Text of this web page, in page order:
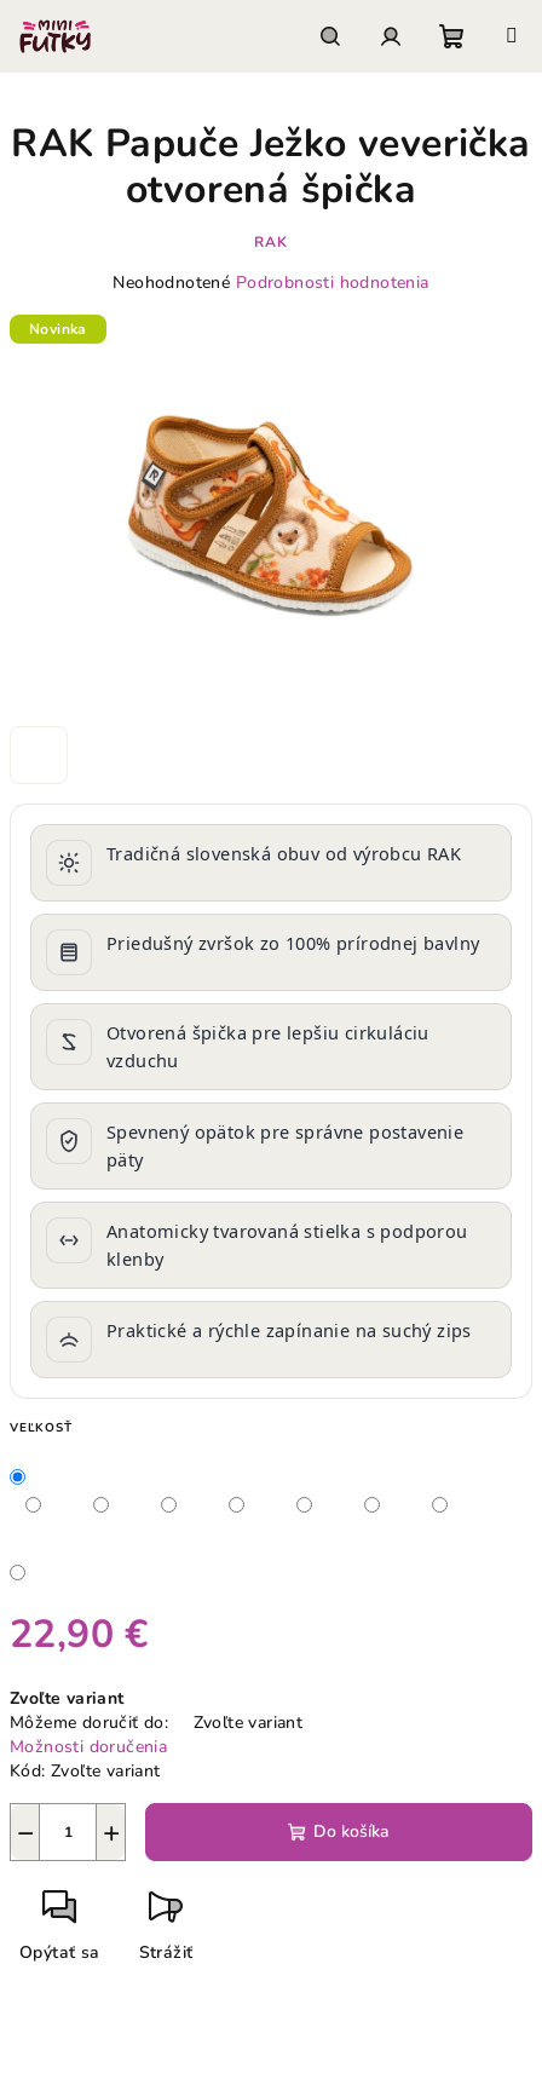
obsah
košík
Tradičná slovenská obuv od výrobcu RAK
Priedušný zvršok zo 100% prírodnej bavlny
Otvorená špička pre lepšiu cirkuláciu
vzduchu
Spevnený opätok pre správne postavenie
päty
Anatomicky tvarovaná stielka s podporou
klenby
Praktické a rýchle zapínanie na suchý zips
VEĽKOSŤ
22,90 €
cena:
Zvoľte variant
Môžeme doručiť do:
Zvoľte variant
Možnosti doručenia
Kód: Zvoľte variant
+
− Do košíka
Opýtať sa Strážiť
RAK Papuče Ježko veverička
otvorená špička
RAK
Priemerné
hviezdičiek.
Neohodnotené Podrobnosti hodnotenia
Novinka